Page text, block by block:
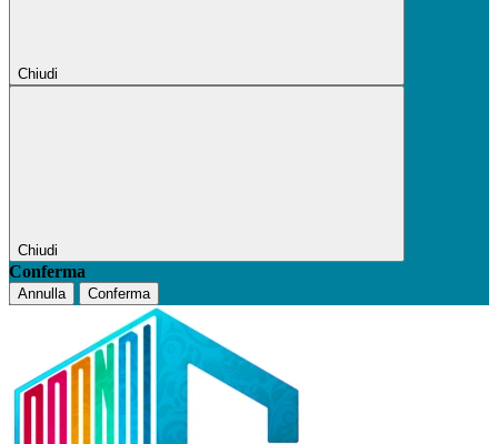
Chiudi
Chiudi
Conferma
Annulla Conferma